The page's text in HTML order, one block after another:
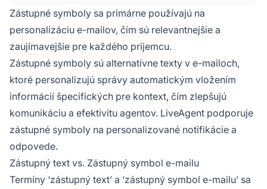
mailu, ktorý obsahuje zástupný symbol 'ahoj',
zástupný symbol sa automaticky nahradí
dátumom odpovede alebo menom
zamestnanca.
Zástupné symboly sa primárne používajú na
personalizáciu e-mailov, čím sú relevantnejšie a
zaujímavejšie pre každého príjemcu.
Zástupné symboly sú alternatívne texty v e-mailoch,
ktoré personalizujú správy automatickým vložením
informácií špecifických pre kontext, čím zlepšujú
komunikáciu a efektivitu agentov. LiveAgent podporuje
zástupné symboly na personalizované notifikácie a
odpovede.
Zástupný text vs. Zástupný symbol e-mailu
Termíny ‘zástupný text’ a ‘zástupný symbol e-mailu’ sa